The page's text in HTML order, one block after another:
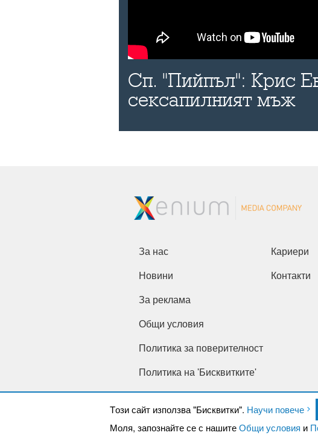
Сп. "Пийпъл": Крис
сексапилният мъж
Tози сайт използва "Бисквитки". Научи повече
Моля, запознайте се с нашитеОбщи условия и
За нас Кариери
Новини Контакти
За реклама
Общи условия
Политика за поверителност
Политика на 'Бисквитките'